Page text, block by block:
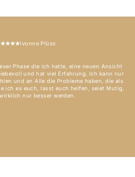
Ivonne Plüss
Phase die ich hatte, eine neuen Ansicht
und hat viel Erfahrung. Ich kann nur
und an Alle die Probleme haben, die als
ich es euch, lasst euch helfen, seiet Mutig,
nur besser werden.